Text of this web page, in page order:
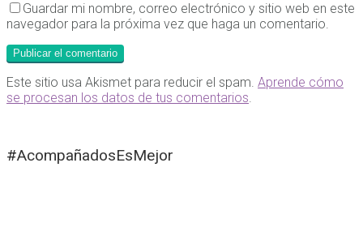
Guardar mi nombre, correo electrónico y sitio web en este
navegador para la próxima vez que haga un comentario.
Este sitio usa Akismet para reducir el spam. Aprende cómo
se procesan los datos de tus comentarios
#AcompañadosEsMejor